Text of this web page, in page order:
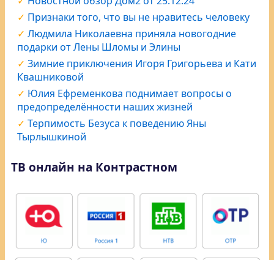
Признаки того, что вы не нравитесь человеку
Людмила Николаевна приняла новогодние
подарки от Лены Шломы и Элины
Зимние приключения Игоря Григорьева и Кати
Квашниковой
Юлия Ефременкова поднимает вопросы о
предопределённости наших жизней
Терпимость Безуса к поведению Яны
Тырлышкиной
ТВ онлайн на Контрастном